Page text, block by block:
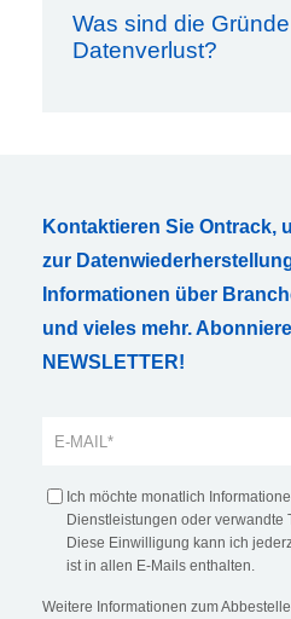
Was sind die
Datenverlust?
Kontaktieren Sie Ontrack,
zur
Informationen über
und vieles mehr.
NEWSLETTER!
Ich möchte monatlich
Dienstleistungen oder verwandte
Diese Einwilligung kann ich
ist in allen E-Mails enthalten.
Weitere Informationen zum